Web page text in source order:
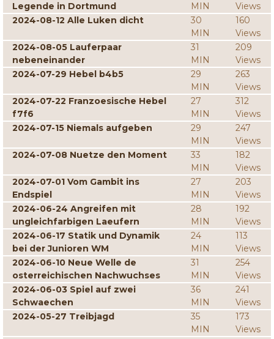
Legende in Dortmund
MIN
Views
2024-08-12 Alle Luken dicht
30
MIN
160
Views
2024-08-05 Lauferpaar
nebeneinander
31
MIN
209
Views
2024-07-29 Hebel b4b5
29
MIN
263
Views
2024-07-22 Franzoesische Hebel
f7f6
27
MIN
312
Views
2024-07-15 Niemals aufgeben
29
MIN
247
Views
2024-07-08 Nuetze den Moment
33
MIN
182
Views
2024-07-01 Vom Gambit ins
Endspiel
27
MIN
203
Views
2024-06-24 Angreifen mit
ungleichfarbigen Laeufern
28
MIN
192
Views
2024-06-17 Statik und Dynamik
bei der Junioren WM
24
MIN
113
Views
2024-06-10 Neue Welle de
osterreichischen Nachwuchses
31
MIN
254
Views
2024-06-03 Spiel auf zwei
Schwaechen
36
MIN
241
Views
2024-05-27 Treibjagd
35
MIN
173
Views